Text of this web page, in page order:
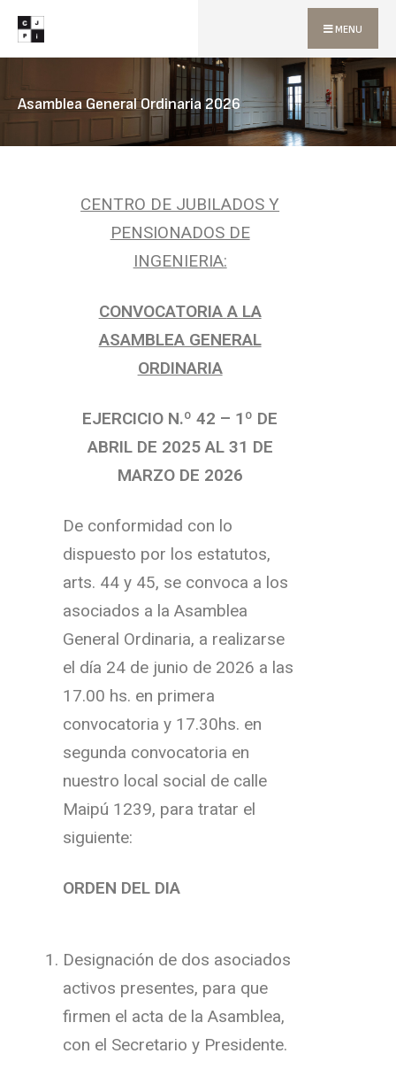
MENU
Asamblea General Ordinaria 2026
CENTRO DE JUBILADOS Y
PENSIONADOS DE
INGENIERIA:
CONVOCATORIA A LA
ASAMBLEA GENERAL
ORDINARIA
EJERCICIO N.º 42 – 1º DE
ABRIL DE 2025 AL 31 DE
MARZO DE 2026
De conformidad con lo
dispuesto por los estatutos,
arts. 44 y 45, se convoca a los
asociados a la Asamblea
General Ordinaria, a realizarse
el día 24 de junio de 2026 a las
17.00 hs. en primera
convocatoria y 17.30hs. en
segunda convocatoria en
nuestro local social de calle
Maipú 1239, para tratar el
siguiente:
ORDEN DEL DIA
Designación de dos asociados
activos presentes, para que
firmen el acta de la Asamblea,
con el Secretario y Presidente.